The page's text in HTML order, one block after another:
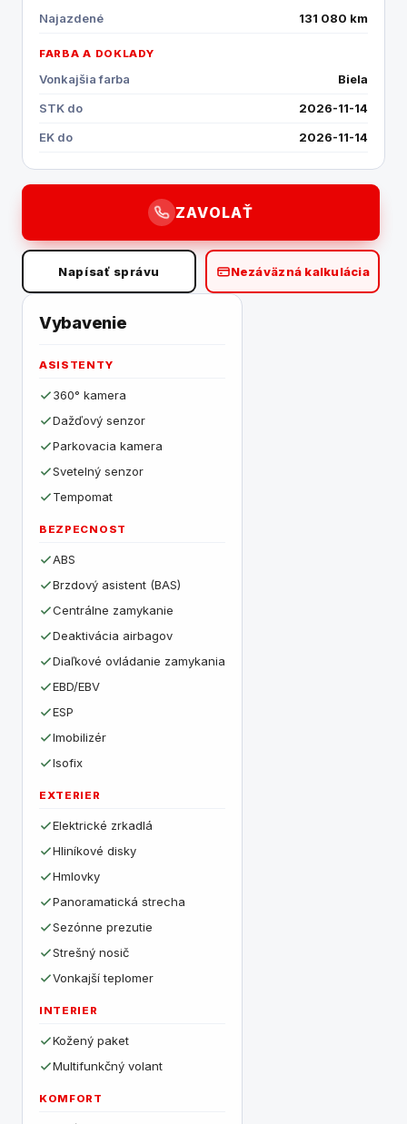
Vybavenie
ASISTENTY
360° kamera
Dažďový senzor
Parkovacia kamera
Svetelný senzor
Tempomat
BEZPECNOST
ABS
Brzdový asistent (BAS)
Centrálne zamykanie
Deaktivácia airbagov
Diaľkové ovládanie zamykania
EBD/EBV
ESP
Imobilizér
Isofix
EXTERIER
Elektrické zrkadlá
Hliníkové disky
Hmlovky
Panoramatická strecha
Sezónne prezutie
Strešný nosič
Vonkajší teplomer
INTERIER
Kožený paket
Multifunkčný volant
KOMFORT
ZAVOLAŤ
Napísať správu Nezáväzná kalkulácia
Najazdené 131 080 km
FARBA A DOKLADY
Vonkajšia farba
Biela
STK do
2026-11-14
EK do
2026-11-14